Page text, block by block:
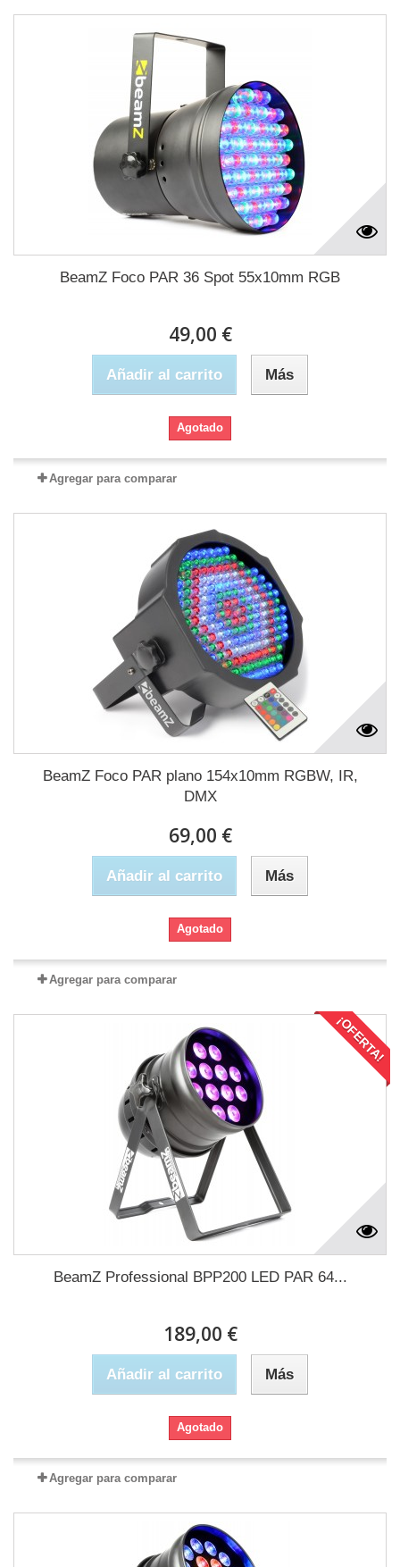
BeamZ Foco PAR 36 Spot 55x10mm RGB
49,00 €
Añadir al carrito Más
Agotado
Agregar para comparar
BeamZ Foco PAR plano 154x10mm RGBW, IR,
DMX
69,00 €
Añadir al carrito Más
Agotado
Agregar para comparar
¡OFERTA!
BeamZ Professional BPP200 LED PAR 64...
189,00 €
Añadir al carrito Más
Agotado
Agregar para comparar